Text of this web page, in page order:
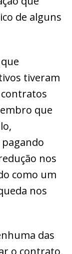
de alguns
tiveram
que
nos
como um
nos
das
o contrato,